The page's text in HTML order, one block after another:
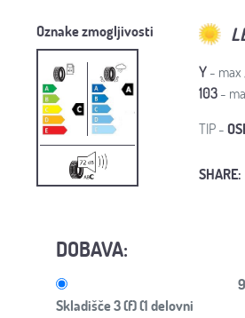
Oznake zmogljivosti
Y-
103-
TIP -
SHARE:
DOBAVA:
Skladišče 3 (f) (1 delovni